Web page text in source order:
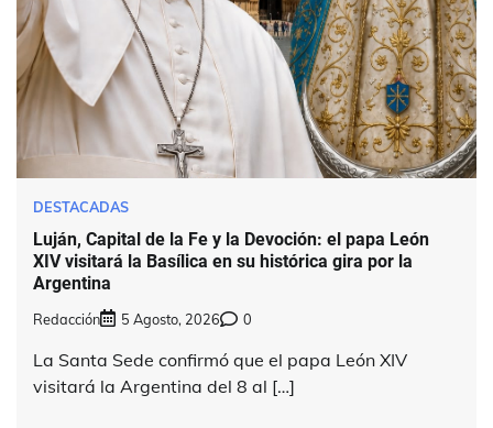
DESTACADAS
Luján, Capital de la Fe y la Devoción: el papa León
XIV visitará la Basílica en su histórica gira por la
Argentina
Redacción 5 Agosto, 2026 0
La Santa Sede confirmó que el papa León XIV
visitará la Argentina del 8 al […]